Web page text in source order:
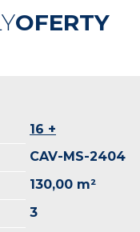
OFERTY
16 +
CAV-MS-2404
130,00 m²
3